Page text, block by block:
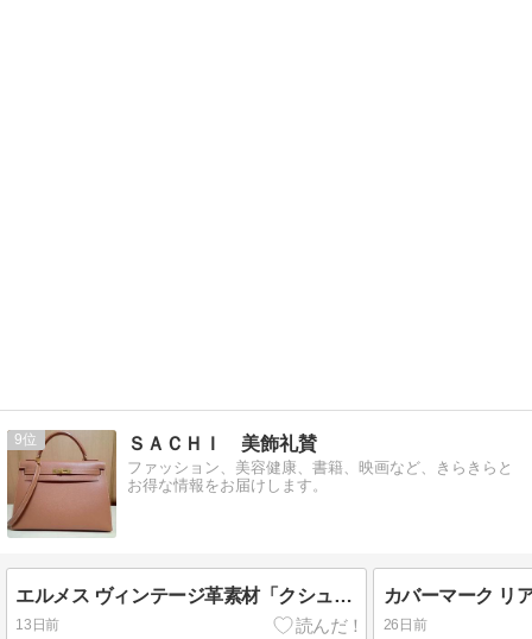
9 ＳＡＣＨＩ 美飾礼賛
ファッション、美容健康、書籍、映画など、きらきらと
お得な情報をお届けします。
エルメス ヴィンテージ革素材「クシュベル」の魅力
13日前 26日前